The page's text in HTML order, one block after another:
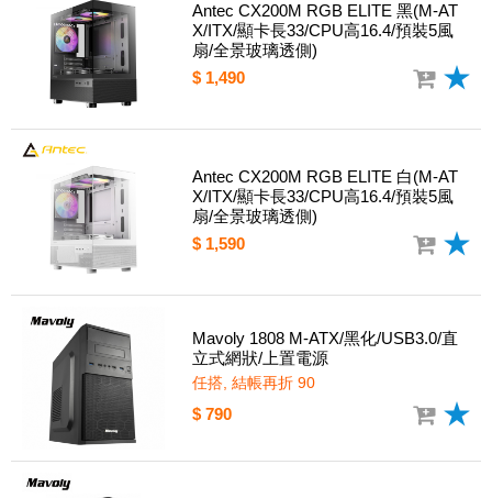
Antec CX200M RGB ELITE 黑(M-AT
X/ITX/顯卡長33/CPU高16.4/預裝5風
扇/全景玻璃透側)
$ 1,490
Antec CX200M RGB ELITE 白(M-AT
X/ITX/顯卡長33/CPU高16.4/預裝5風
扇/全景玻璃透側)
$ 1,590
Mavoly 1808 M-ATX/黑化/USB3.0/直
立式網狀/上置電源
任搭, 結帳再折 90
$ 790